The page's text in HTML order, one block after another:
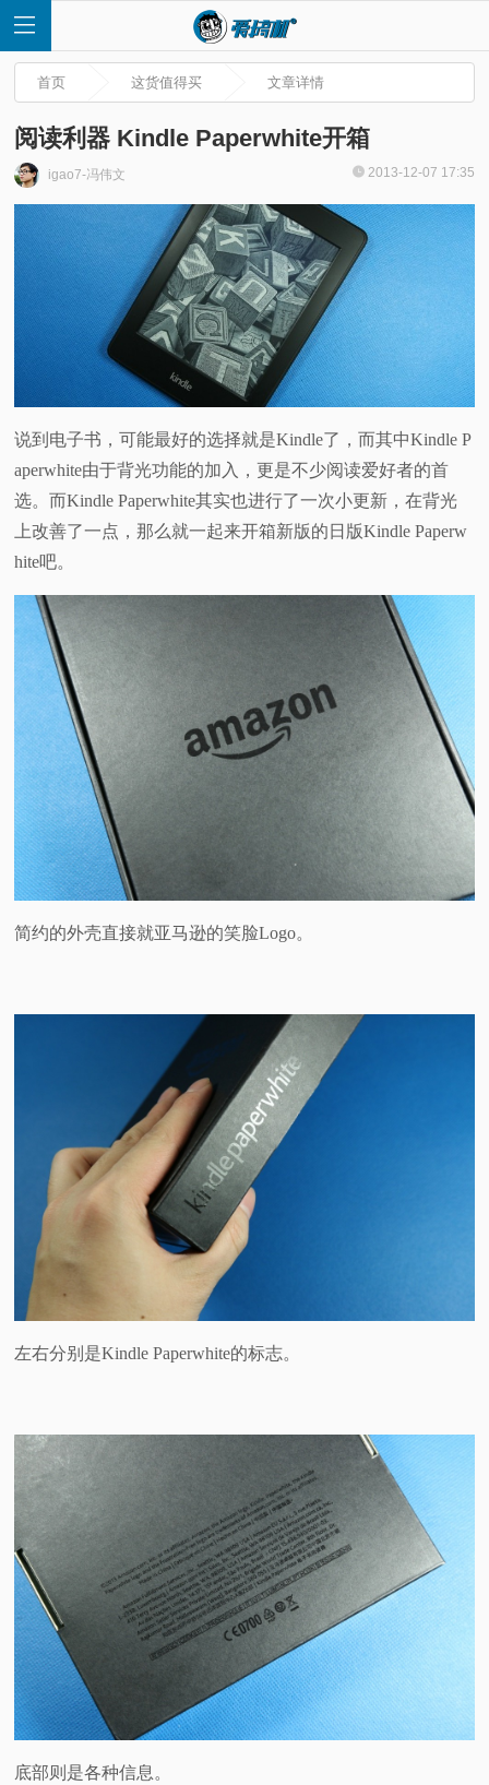
页
测
视
专
题
首页 这货值得买 文章详情
阅读利器 Kindle Paperwhite开箱
igao7-冯伟文 2013-12-07 17:35
说到电子书，可能最好的选择就是Kindle了，而其中Kindle P
aperwhite由于背光功能的加入，更是不少阅读爱好者的首
选。而Kindle Paperwhite其实也进行了一次小更新，在背光
上改善了一点，那么就一起来开箱新版的日版Kindle Paperw
hite吧。
简约的外壳直接就亚马逊的笑脸Logo。
左右分别是Kindle Paperwhite的标志。
底部则是各种信息。